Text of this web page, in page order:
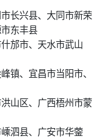
长兴县、大同市新荣
东丰县
邡市、天水市武山
镇、宜昌市当阳市、
山区、广西梧州市蒙
泗县、广安市华蓥